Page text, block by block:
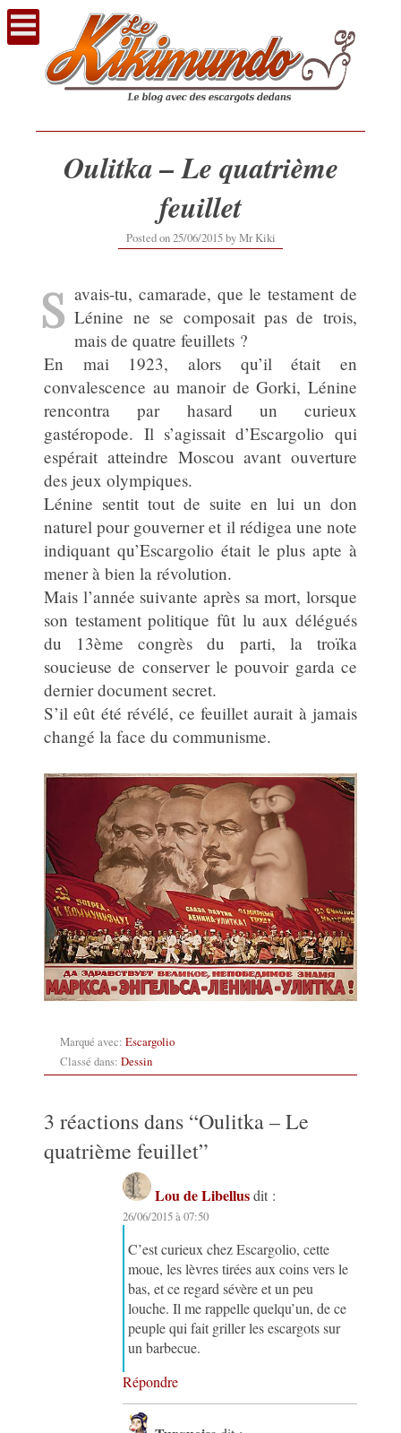
Voir
contenu
Oulitka – Le quatrième
feuillet
Posted on25/06/2015byMr Kiki
S avais-tu, camarade, que le testament de
Lénine ne se composait pas de trois,
mais de quatre feuillets ?
En mai 1923, alors qu’il était en
convalescence au manoir de Gorki, Lénine
rencontra par hasard un curieux
gastéropode. Il s’agissait d’Escargolio qui
espérait atteindre Moscou avant ouverture
des jeux olympiques.
Lénine sentit tout de suite en lui un don
naturel pour gouverner et il rédigea une note
indiquant qu’Escargolio était le plus apte à
mener à bien la révolution.
Mais l’année suivante après sa mort, lorsque
son testament politique fût lu aux délégués
du 13ème congrès du parti, la troïka
soucieuse de conserver le pouvoir garda ce
dernier document secret.
S’il eût été révélé, ce feuillet aurait à jamais
changé la face du communisme.
Marqué avec: Escargolio
Classé dans: Dessin
3 réactions dans “Oulitka – Le
quatrième feuillet”
Lou de Libellus dit :
26/06/2015 à 07:50
C’est curieux chez Escargolio, cette
moue, les lèvres tirées aux coins vers le
bas, et ce regard sévère et un peu
louche. Il me rappelle quelqu’un, de ce
peuple qui fait griller les escargots sur
un barbecue.
Répondre